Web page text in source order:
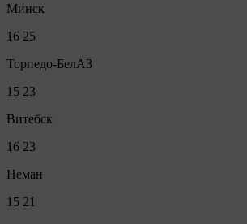
Минск
16 25
Торпедо-БелАЗ
15 23
Витебск
16 23
Неман
15 21